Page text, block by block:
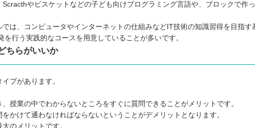
）
ところを選ぼう！
やビスケットなどの子ども向けプログラミング言語や、ブロックで作
は、コンピュータやインターネットの仕組みなどIT技術の知識習得を目指す
行う実践的なコースを用意していることが多いです。
ちらがいいか
プがあります。
授業の中でわからないところをすぐに質問できることがメリットです。
かけて通わなければならないということがデメリットとなります。
のメリットです。